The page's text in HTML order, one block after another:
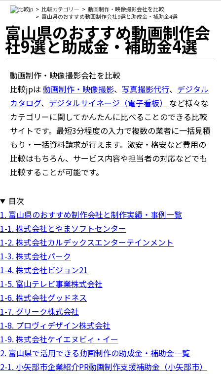
比較カテゴリー
動画制作・映像撮影会社を比較
富山県のおすすめ動画制作会社9選と助成金・補助金4選
富山県のおすすめ動画制作会
社9選と助成金・補助金4選
動画制作・映像撮影会社を比較
比較jpは 動画制作・映像撮影、 写真撮影代行、 デジタル
カタログ、 デジタルサイネージ（電子看板）
など様々な
カテゴリーに関してかんたんに比べることのできる比較
サイトです。最短3分程度の入力で複数の業者に一括見積
もり・一括資料請求が行えます。激安・格安など費用の
比較はもちろん、サービス内容や担当者の対応などでも
比較することが可能です。
目次
1. 富山県のおすすめ制作会社と制作実績・事例一覧
1-1. 株式会社とやまソフトセンター
1-2. 株式会社カルデックスエンターテインメント
1-3. 株式会社パーク
1-4. 株式会社ビジョン21
1-5. 富山テレビ事業株式会社
1-6. 株式会社グッドネス
1-7. グリーク株式会社
1-8. プロヴィデザイン株式会社
1-9. 株式会社ケイエヌビィ・イー
2. 富山県で活用できる動画制作の助成金・補助金一覧
2-1. 小矢部市企業紹介PR動画制作支援補助金（小矢部市）